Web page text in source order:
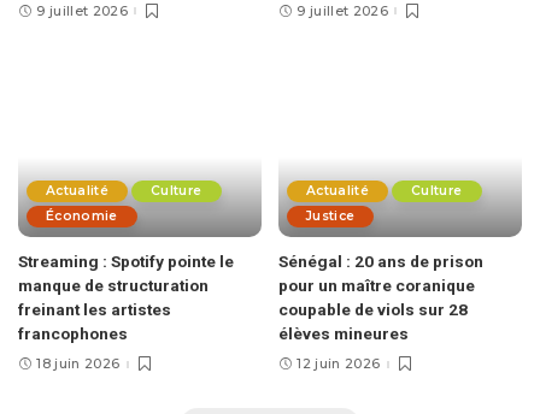
9 juillet 2026 9 juillet 2026
Actualité
Culture
Économie
Streaming : Spotify pointe le
manque de structuration
freinant les artistes
francophones
18 juin 2026
Actualité
Culture
Justice
Sénégal : 20 ans de prison
pour un maître coranique
coupable de viols sur 28
élèves mineures
12 juin 2026